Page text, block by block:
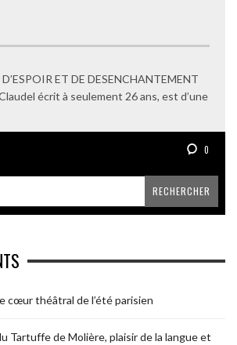
ET DE DESENCHANTEMENT
écrit à seulement 26 ans, est d’une
0
cœur théâtral de l’été parisien
Tartuffe de Molière, plaisir de la langue et